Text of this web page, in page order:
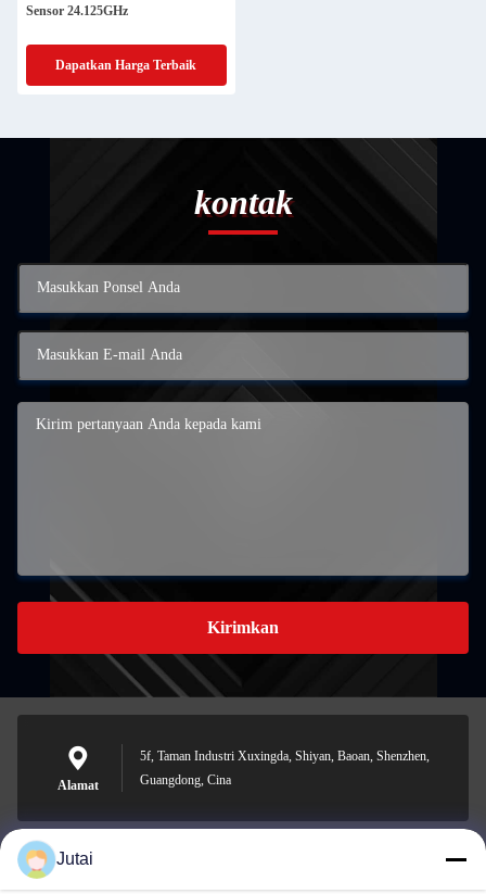
Sensor 24.125GHz
Dapatkan Harga Terbaik
kontak
Kirimkan
Alamat
5f, Taman Industri Xuxingda, Shiyan, Baoan, Shenzhen,
Guangdong, Cina
Jutai